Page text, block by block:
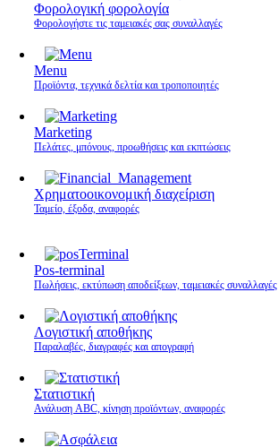
Φορολογική φορολογία
Φορολογήστε τις ταμειακές σας συναλλαγές
Menu
Προϊόντα, τεχνικά δελτία και τροποποιητές
Marketing
Πελάτες, μπόνους, προωθήσεις και εκπτώσεις
Χρηματοοικονομική διαχείριση
Ταμείο, έξοδα, αναφορές
Pos-terminal
Πωλήσεις, εκτύπωση αποδείξεων, ταμειακές συναλλαγές
Λογιστική αποθήκης
Παραλαβές, διαγραφές και απογραφή
Στατιστική
Ανάλυση ABC, κίνηση προϊόντων, αναφορές